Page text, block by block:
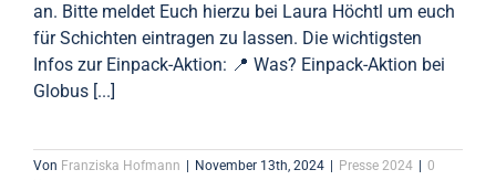
an. Bitte meldet Euch hierzu bei Laura Höchtl um euch
für Schichten eintragen zu lassen. Die wichtigsten
Infos zur Einpack-Aktion: 📍 Was? Einpack-Aktion bei
Globus [...]
Von Franziska Hofmann November 13th, 2024 Presse 2024
0